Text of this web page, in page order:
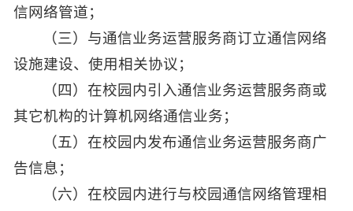
信网络管道；
（三）与通信业务运营服务商订立通信网络
设施建设、使用相关协议；
（四）在校园内引入通信业务运营服务商或
其它机构的计算机网络通信业务；
（五）在校园内发布通信业务运营服务商广
告信息；
（六）在校园内进行与校园通信网络管理相